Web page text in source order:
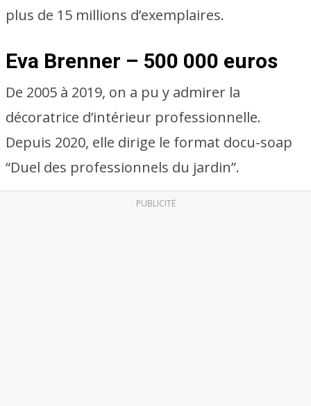
plus de 15 millions d’exemplaires.
Eva Brenner – 500 000 euros
De 2005 à 2019, on a pu y admirer la
décoratrice d’intérieur professionnelle.
Depuis 2020, elle dirige le format docu-soap
“Duel des professionnels du jardin”.
PUBLICITÉ